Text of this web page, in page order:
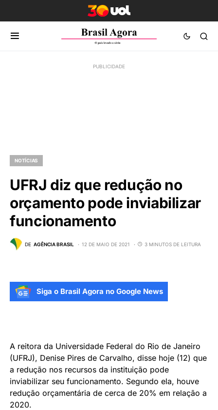
NOTÍCIAS
UFRJ diz que redução no
orçamento pode inviabilizar
funcionamento
DE AGÊNCIA BRASIL 12 DE MAIO DE 2021 3 MINUTOS DE LEITURA
Siga o Brasil Agora no Google News
A reitora da Universidade Federal do Rio de Janeiro
(UFRJ), Denise Pires de Carvalho, disse hoje (12) que
a redução nos recursos da instituição pode
inviabilizar seu funcionamento. Segundo ela, houve
redução orçamentária de cerca de 20% em relação a
2020.